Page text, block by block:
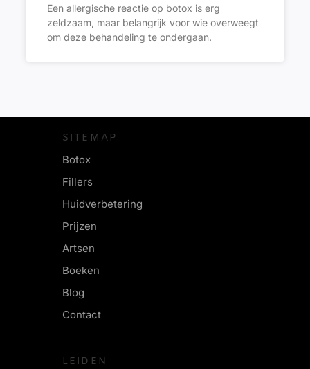
Een allergische reactie op botox is erg
zeldzaam, maar belangrijk voor wie overweegt
om deze behandeling te ondergaan.
SITEMAP
Botox
Fillers
Huidverbetering
Prijzen
Artsen
Boeken
Blog
Contact
LEIDEN